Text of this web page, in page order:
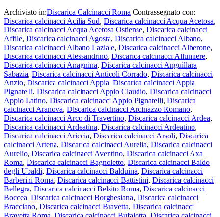
Archiviato in:Discarica Calcinacci Roma Contrassegnato con:
Discarica calcinacci Acilia Sud, Discarica calcinacci Acqua Acetosa,
Discarica calcinacci Acqua Acetosa Ostiense, Discarica calcinacci
Affile, Discarica calcinacci Agosta, Discarica calcinacci Albano,
Discarica calcinacci Albano Laziale, Discarica calcinacci Alberone,
Discarica calcinacci Alessandrino, Discarica calcinacci Allumiere,
Discarica calcinacci Anagnina, Discarica calcinacci Anguillara
Sabazia, Discarica calcinacci Anticoli Corrado, Discarica calcinacci
Anzio, Discarica calcinacci Appia, Discarica calcinacci Appia
Pignatelli, Discarica calcinacci Appio Claudio, Discarica calcinacci
Appio Latino, Discarica calcinacci Appio Pignatelli, Discarica
calcinacci Aranova, Discarica calcinacci Arcinazzo Romano,
Discarica calcinacci Arco di Travertino, Discarica calcinacci Ardea,
Discarica calcinacci Ardeatina, Discarica calcinacci Ardeatino,
Discarica calcinacci Ariccia, Discarica calcinacci Arsoli, Discarica
calcinacci Artena, Discarica calcinacci Aurelia, Discarica calcinacci
Aurelio, Discarica calcinacci Aventino, Discarica calcinacci Axa
Roma, Discarica calcinacci Bagnoletto, Discarica calcinacci Baldo
degli Ubaldi, Discarica calcinacci Balduina, Discarica calcinacci
Barberini Roma, Discarica calcinacci Battistini, Discarica calcinacci
Bellegra, Discarica calcinacci Belsito Roma, Discarica calcinacci
Boccea, Discarica calcinacci Borghesiana, Discarica calcinacci
Bracciano, Discarica calcinacci Bravetta, Discarica calcinacci
Bravetta Roma, Discarica calcinacci Bufalotta, Discarica calcinacci